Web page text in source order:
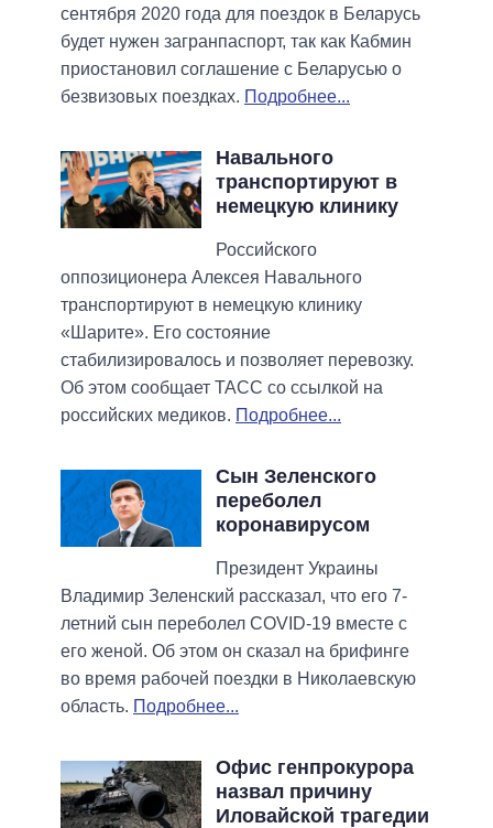
сентября 2020 года для поездок в Беларусь
будет нужен загранпаспорт, так как Кабмин
приостановил соглашение с Беларусью о
безвизовых поездках. Подробнее...
Навального
транспортируют в
немецкую клинику
Российского
оппозиционера Алексея Навального
транспортируют в немецкую клинику
«Шарите». Его состояние
стабилизировалось и позволяет перевозку.
Об этом сообщает ТАСС со ссылкой на
российских медиков. Подробнее...
Сын Зеленского
переболел
коронавирусом
Президент Украины
Владимир Зеленский рассказал, что его 7-
летний сын переболел COVID-19 вместе с
его женой. Об этом он сказал на брифинге
во время рабочей поездки в Николаевскую
область. Подробнее...
Офис генпрокурора
назвал причину
Иловайской трагедии